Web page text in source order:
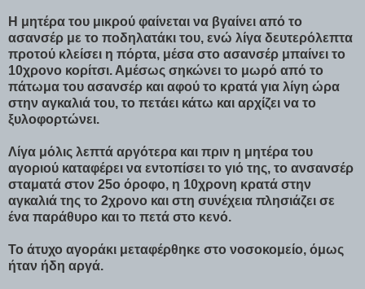
Η μητέρα του μικρού φαίνεται να βγαίνει από το
ασανσέρ με το ποδηλατάκι του, ενώ λίγα δευτερόλεπτα
προτού κλείσει η πόρτα, μέσα στο ασανσέρ μπαίνει το
10χρονο κορίτσι. Αμέσως σηκώνει το μωρό από το
πάτωμα του ασανσέρ και αφού το κρατά για λίγη ώρα
στην αγκαλιά του, το πετάει κάτω και αρχίζει να το
ξυλοφορτώνει.
Λίγα μόλις λεπτά αργότερα και πριν η μητέρα του
αγοριού καταφέρει να εντοπίσει το γιό της, το ανσανσέρ
σταματά στον 25ο όροφο, η 10χρονη κρατά στην
αγκαλιά της το 2χρονο και στη συνέχεια πλησιάζει σε
ένα παράθυρο και το πετά στο κενό.
Το άτυχο αγοράκι μεταφέρθηκε στο νοσοκομείο, όμως
ήταν ήδη αργά.